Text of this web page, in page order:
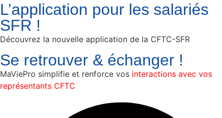
L’application pour les salariés
SFR !
Découvrez la nouvelle application de la CFTC-SFR
Se retrouver & échanger !
MaViePro simplifie et renforce vos interactions avec vos
représentants CFTC